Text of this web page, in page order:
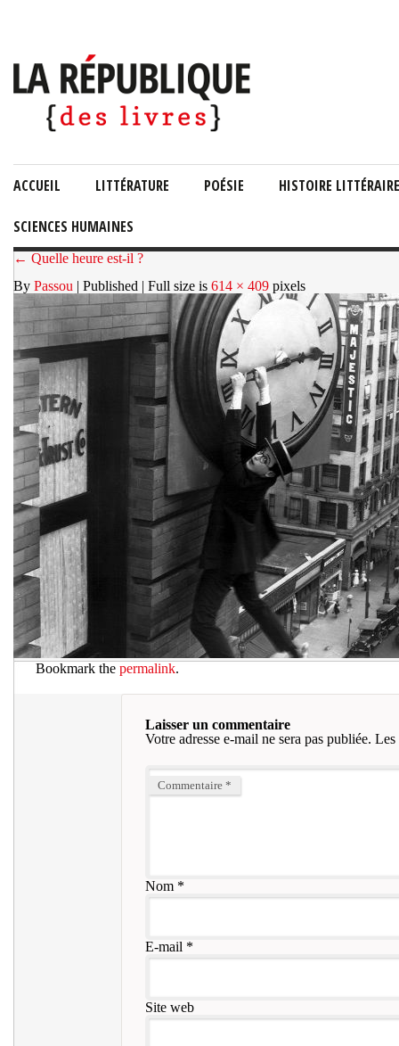
ACCUEIL LITTÉRATURE POÉSIE HISTOIRE LITTÉRAIRE
SCIENCES HUMAINES
← Quelle heure est-il ?
By Passou | Published | Full size is 614 × 409 pixels
Bookmark the permalink.
Laisser un commentaire
Votre adresse e-mail ne sera pas publiée. Les
Commentaire *
Nom*
E-mail *
Site web